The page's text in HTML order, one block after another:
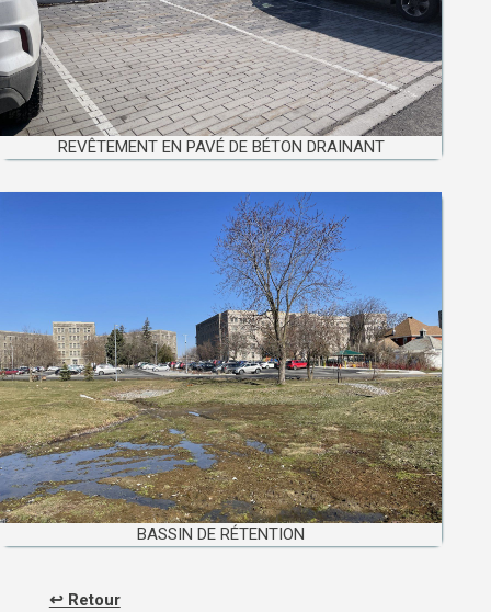
REVÊTEMENT EN PAVÉ DE BÉTON DRAINANT
BASSIN DE RÉTENTION
↩ Retour